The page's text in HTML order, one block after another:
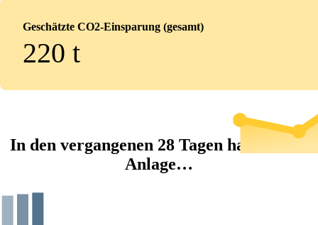
Geschätzte CO2-Einsparung (gesamt)
220 t
In den vergangenen 28 Tagen hat die PV-
Anlage…